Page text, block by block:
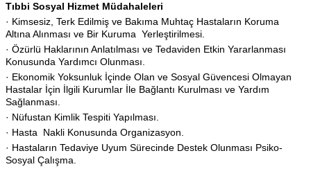
Tıbbi Sosyal Hizmet Müdahaleleri
· Kimsesiz, Terk Edilmiş ve Bakıma Muhtaç Hastaların Koruma
Altına Alınması ve Bir Kuruma Yerleştirilmesi.
· Özürlü Haklarının Anlatılması ve Tedaviden Etkin Yararlanması
Konusunda Yardımcı Olunması.
· Ekonomik Yoksunluk İçinde Olan ve Sosyal Güvencesi Olmayan
Hastalar İçin İlgili Kurumlar İle Bağlantı Kurulması ve Yardım
Sağlanması.
· Nüfustan Kimlik Tespiti Yapılması.
· Hasta Nakli Konusunda Organizasyon.
· Hastaların Tedaviye Uyum Sürecinde Destek Olunması Psiko-
Sosyal Çalışma.